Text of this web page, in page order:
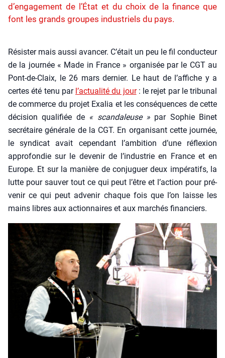
d’engagement de l’État et du choix de la finance que
font les grands groupes industriels du pays.
Résis­ter mais aus­si avan­cer. C’était un peu le fil conduc­teur
de la jour­née « Made in France » orga­ni­sée par le CGT au
Pont-de-Claix, le 26 mars der­nier. Le haut de l’affiche y a
certes été tenu par l’actualité du jour: le rejet par le tri­bu­nal
de com­merce du pro­jet Exa­lia et les consé­quences de cette
déci­sion qua­li­fiée de « scan­da­leuse »par Sophie Binet
secré­taire géné­rale de la CGT. En orga­ni­sant cette jour­née,
le syn­di­cat avait cepen­dant l’ambition d’une réflexion
appro­fon­die sur le deve­nir de l’industrie en France et en
Europe. Et sur la manière de conju­guer deux impé­ra­tifs, la
lutte pour sau­ver tout ce qui peut l’être et l’action pour pré­
ve­nir ce qui peut adve­nir chaque fois que l’on laisse les
mains libres aux action­naires et aux mar­chés finan­ciers.